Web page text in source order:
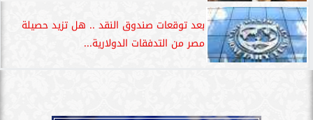
بعد توقعات صندوق النقد .. هل تزيد حصيلة
مصر من التدفقات الدولارية...